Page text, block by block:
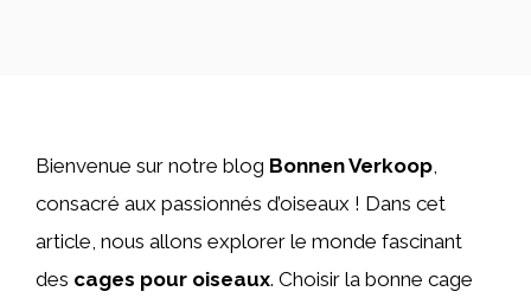
Bienvenue sur notre blog Bonnen Verkoop,
consacré aux passionnés d’oiseaux ! Dans cet
article, nous allons explorer le monde fascinant
des cages pour oiseaux. Choisir la bonne cage